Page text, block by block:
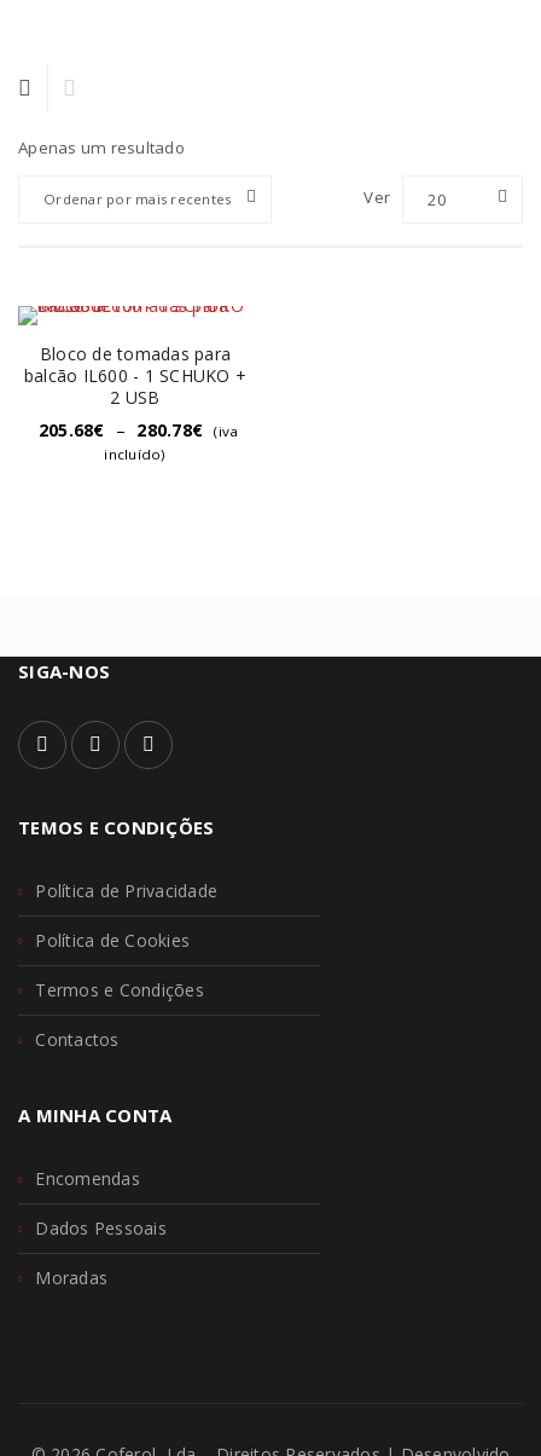
Apenas um resultado
Ordenar por mais recentes Ver 20
Bloco de tomadas para
balcão IL600 - 1 SCHUKO +
2 USB
205.68€ – 280.78€
(iva
incluído)
SIGA-NOS
TEMOS E CONDIÇÕES
Política de Privacidade
Política de Cookies
Termos e Condições
Contactos
A MINHA CONTA
Encomendas
Dados Pessoais
Moradas